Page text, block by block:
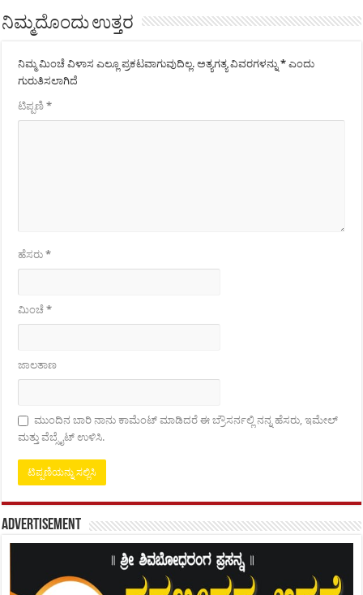
ನಿಮ್ಮದೊಂದು ಉತ್ತರ
ನಿಮ್ಮ ಮಿಂಚೆ ವಿಳಾಸ ಎಲ್ಲೂ ಪ್ರಕಟವಾಗುವುದಿಲ್ಲ. ಅತ್ಯಗತ್ಯ ವಿವರಗಳನ್ನು* ಎಂದು
ಗುರುತಿಸಲಾಗಿದೆ
ಟಿಪ್ಪಣಿ*
ಹೆಸರು*
ಮಿಂಚೆ*
ಜಾಲತಾಣ
ಮುಂದಿನ ಬಾರಿ ನಾನು ಕಾಮೆಂಟ್ ಮಾಡಿದರೆ ಈ ಬ್ರೌಸರ್ನಲ್ಲಿ ನನ್ನ ಹೆಸರು, ಇಮೇಲ್
ಮತ್ತು ವೆಬ್ಸೈಟ್ ಉಳಿಸಿ.
Advertisement